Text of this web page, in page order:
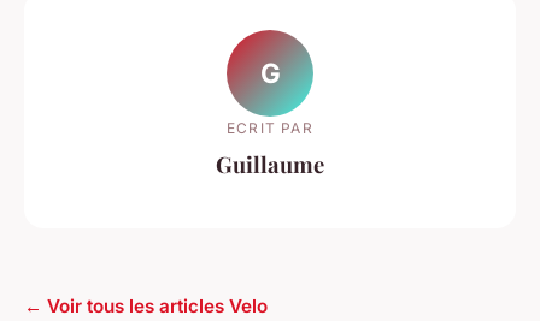
G
ECRIT PAR
Guillaume
← Voir tous les articles Velo